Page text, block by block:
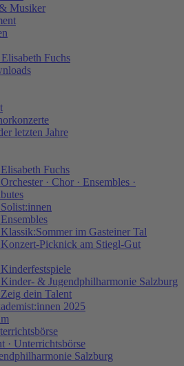
Musiker
Fuchs
letzten Jahre
Fuchs
· Chor · Ensembles ·
Klassik:Sommer im Gasteiner Tal
Konzert-Picknick am Stiegl-Gut
Kinder- & Jugendphilharmonie Salzburg
dein Talent
2025
· Unterrichtsbörse
Salzburg